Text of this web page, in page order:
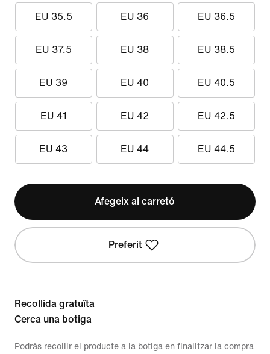
EU 35.5 EU 36 EU 36.5
EU 37.5 EU 38 EU 38.5
EU 39 EU 40 EU 40.5
EU 41 EU 42 EU 42.5
EU 43 EU 44 EU 44.5
Afegeix al carretó
Preferit
Recollida gratuïta
Cerca una botiga
Podràs recollir el producte a la botiga en finalitzar la compra